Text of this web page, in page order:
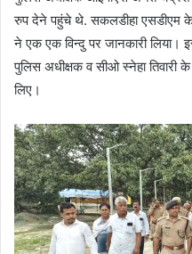
रुप देने पहुंचे थे. सकलडीहा एसडीएम के
ने एक एक विन्दु पर जानकारी लिया।
पुलिस अधीक्षक व सीओ स्नेहा तिवारी
लिए।